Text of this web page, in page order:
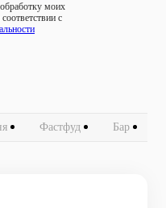
моих
соответствии с
Фастфуд Бар